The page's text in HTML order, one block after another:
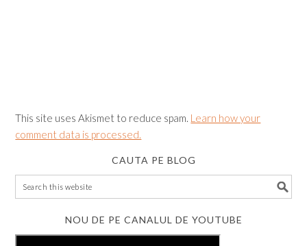
This site uses Akismet to reduce spam. Learn how your
comment data is processed.
CAUTA PE BLOG
NOU DE PE CANALUL DE YOUTUBE